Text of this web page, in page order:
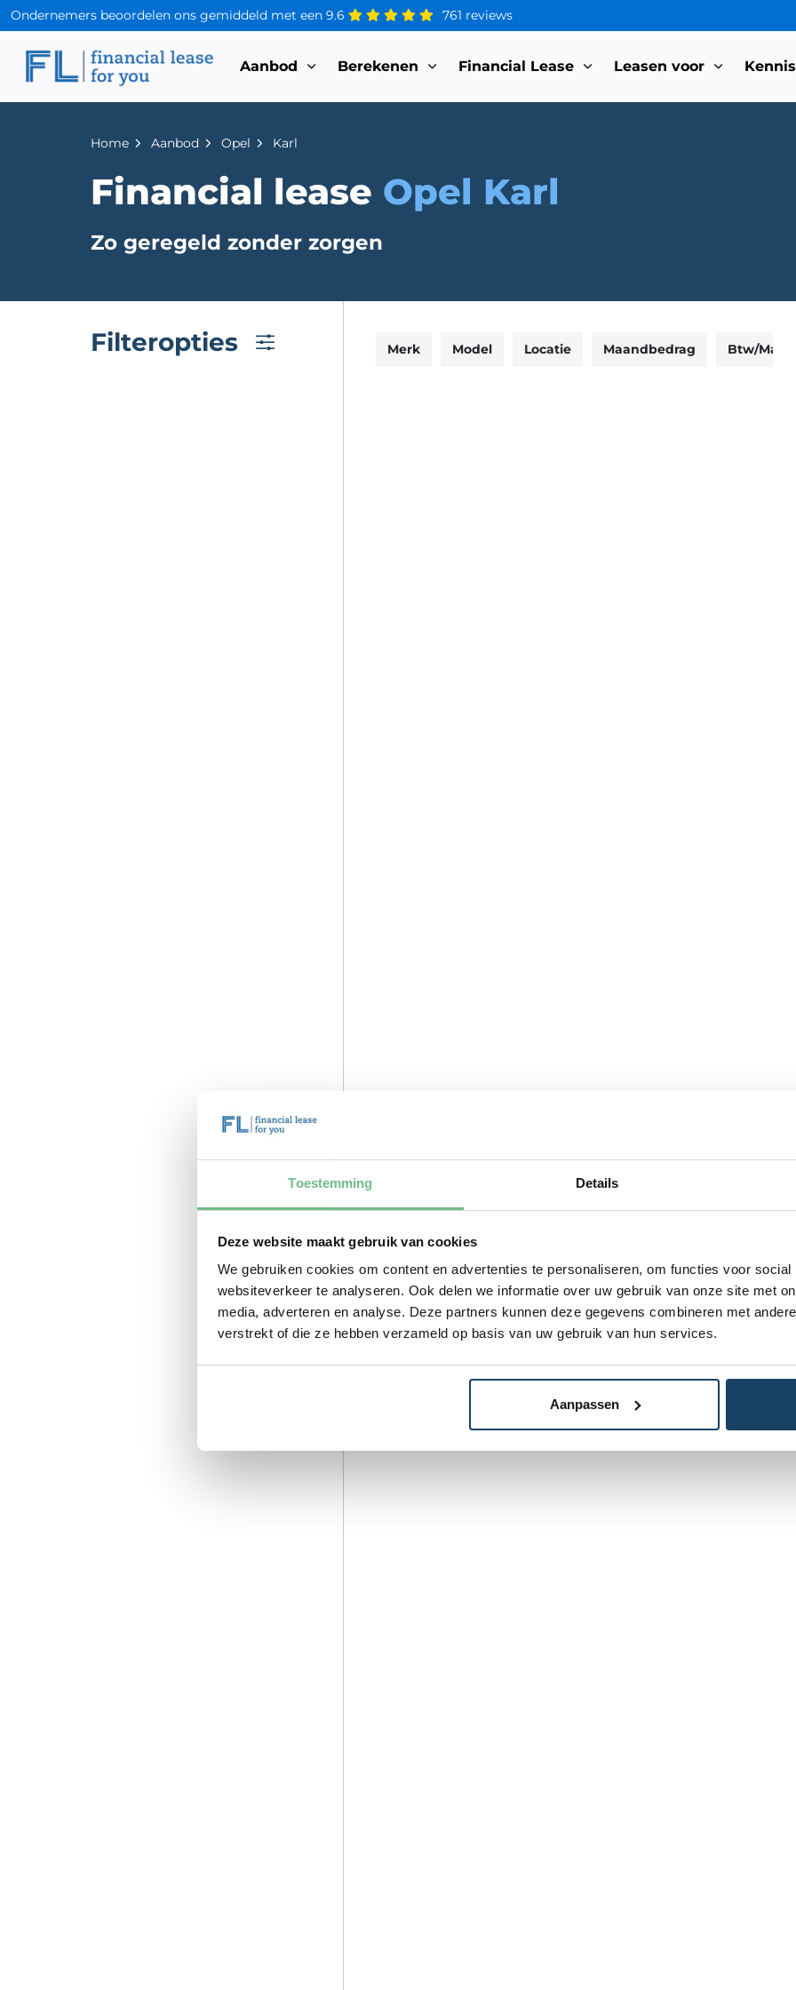
Toestemming Details
Deze website maakt gebruik van cookies
We gebruiken cookies om content en advertenties te personaliseren, om functies voor
websiteverkeer te analyseren. Ook delen we informatie over uw gebruik van onze site met
media, adverteren en analyse. Deze partners kunnen deze gegevens combineren met
verstrekt of die ze hebben verzameld op basis van uw gebruik van hun services.
Aanpassen
Ondernemers beoordelen ons gemiddeld met een 9.6 761 reviews
Aanbod Berekenen Financial Lease Leasen voor
Home Aanbod Opel Karl
Financial lease Opel Karl
Zo geregeld zonder zorgen
Filteropties Merk Model Locatie Maandbedrag Btw/